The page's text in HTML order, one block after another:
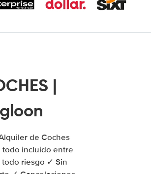
|
de Coches
todo incluido entre
todo riesgo ✓ Sin